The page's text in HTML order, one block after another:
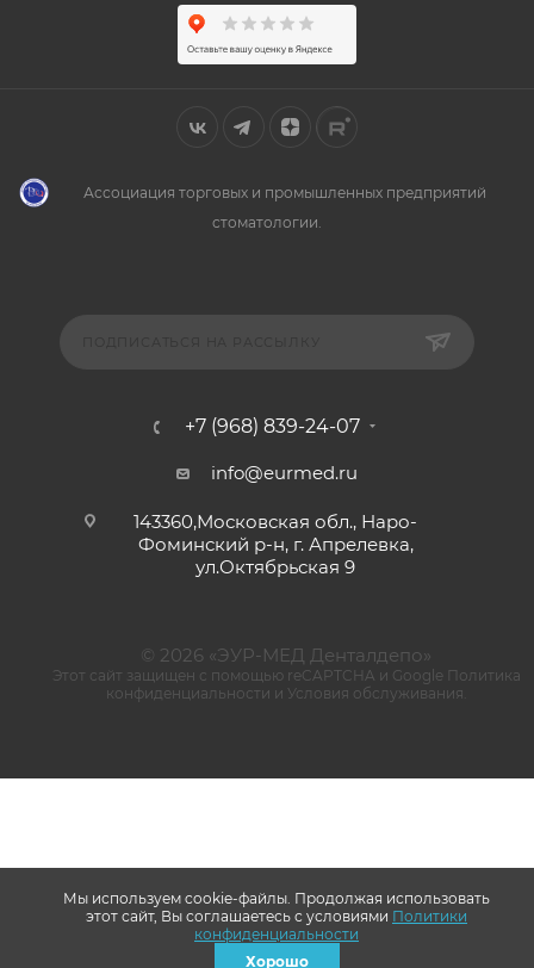
Ассоциация торговых и промышленных предприятий
стоматологии.
+7 (968) 839-24-07
info@eurmed.ru
143360,Московская обл., Наро-
Фоминский р-н, г. Апрелевка,
ул.Октябрьская 9
© 2026 «ЭУР-МЕД Денталдепо»
Этот сайт защищен с помощью reCAPTCHA и Google Политика
конфиденциальности и Условия обслуживания
Мы используем cookie-файлы. Продолжая использовать
этот сайт, Вы соглашаетесь с условиями Политики
конфиденциальности
Хорошо